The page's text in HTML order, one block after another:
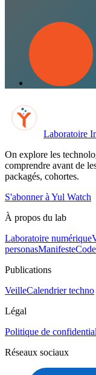
Laboratoire
On explore les
comprendre avant de
packagés, cohortes.
S'abonner à Yul Watch
À propos du lab
Laboratoire numérique
personasManifeste
Publications
VeilleCalendrier techno
Légal
Politique de
Réseaux sociaux